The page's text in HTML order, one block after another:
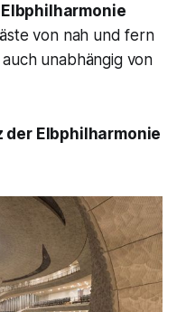
Elbphilharmonie
von nah und fern
unabhängig von
der Elbphilharmonie